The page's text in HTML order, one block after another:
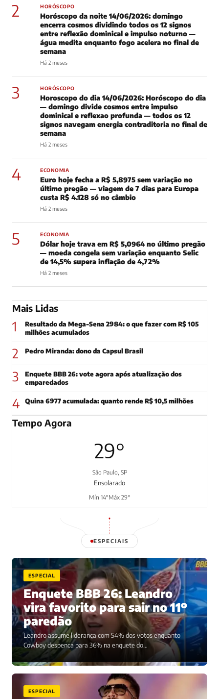
2 HORÓSCOPO
Horóscopo da noite 14/06/2026: domingo
encerra cosmos dividindo todos os 12 signos
entre reflexão dominical e impulso noturno —
água medita enquanto fogo acelera no final de
semana
Há 2 meses
3 HORÓSCOPO
Horoscopo do dia 14/06/2026: Horóscopo do dia
— domingo divide cosmos entre impulso
dominical e reflexao profunda — todos os 12
signos navegam energia contraditoria no final de
semana
Há 2 meses
4 ECONOMIA
Euro hoje fecha a R$ 5,8975 sem variação no
último pregão — viagem de 7 dias para Europa
custa R$ 4.128 só no câmbio
Há 2 meses
5 ECONOMIA
Dólar hoje trava em R$ 5,0964 no último pregão
— moeda congela sem variação enquanto Selic
de 14,5% supera inflação de 4,72%
Há 2 meses
Mais Lidas
1
Resultado da Mega-Sena 2984: o que fazer com R$ 105
milhões acumulados
2 Pedro Miranda: dono da Capsul Brasil
3
Enquete BBB 26: vote agora após atualização dos
emparedados
4 Quina 6977 acumulada: quanto rende R$ 10,5 milhões
Tempo Agora
29°
São Paulo, SP
Ensolarado
Mín 14°Máx 29°
ESPECIAIS
ESPECIAL
Enquete BBB 26: Leandro
vira favorito para sair no 11º
paredão
Leandro assume liderança com 54% dos votos enquanto
Cowboy despenca para 36% na enquete do…
ESPECIAL